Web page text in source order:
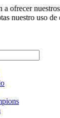
a ofrecer
nuestro uso de